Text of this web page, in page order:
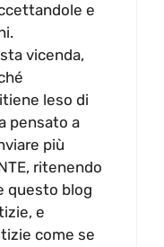
e
vicenda,
leso di
pensato a
più
ritenendo
questo blog
e
come se